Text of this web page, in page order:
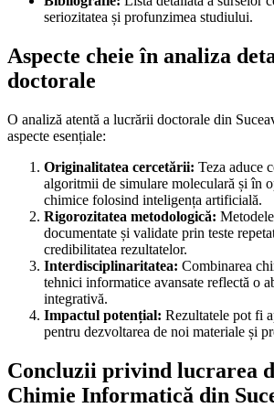
seriozitatea și profunzimea studiului.
Aspecte cheie în analiza
doctorale
O analiză atentă a lucrării doctorale din
aspecte esențiale:
Originalitatea cercetării: Teza aduce
algoritmii de simulare moleculară și în
chimice folosind inteligența artificială.
Rigorozitatea metodologică:
documentate și validate prin teste
credibilitatea rezultatelor.
Interdisciplinaritatea: Combinarea
tehnici informatice avansate reflectă o
integrativă.
Impactul potențial: Rezultatele pot fi
pentru dezvoltarea de noi materiale și
Concluzii privind lucrarea
Chimie Informatică din